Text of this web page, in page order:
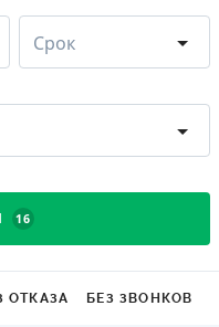
Срок
16
ОТКАЗА БЕЗ ЗВОНКОВ